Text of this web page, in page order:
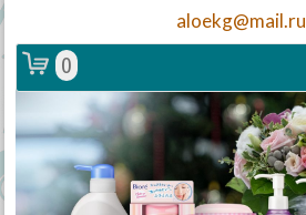
aloekg@mail.ru
0